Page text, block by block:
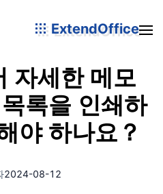
ExtendOffice
자세한 메모
록을 인쇄하
야 하나요？
2024-08-12